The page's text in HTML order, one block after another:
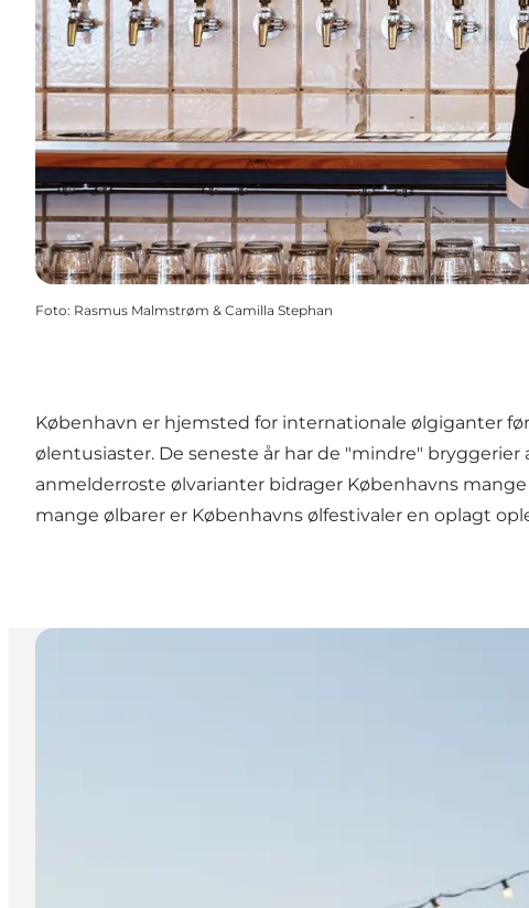
Foto: Rasmus Malmstrøm & Camilla Stephan
København er hjemsted for internationale ølgiganter
ølentusiaster. De seneste år har de "mindre"
anmelderroste ølvarianter bidrager Københavns
mange ølbarer er Københavns ølfestivaler en oplagt